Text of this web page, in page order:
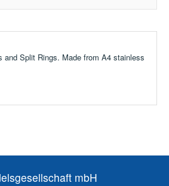
and Split Rings. Made from A4 stainless
mbH